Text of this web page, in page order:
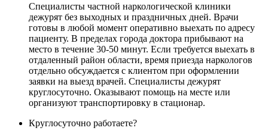
Специалисты частной наркологической клиники
дежурят без выходных и праздничных дней. Врачи
готовы в любой момент оперативно выехать по адресу
пациенту. В пределах города доктора прибывают на
место в течение 30-50 минут. Если требуется выехать в
отдаленный район области, время приезда наркологов
отдельно обсуждается с клиентом при оформлении
заявки на выезд врачей. Специалисты дежурят
круглосуточно. Оказывают помощь на месте или
организуют транспортировку в стационар.
Круглосуточно работаете?